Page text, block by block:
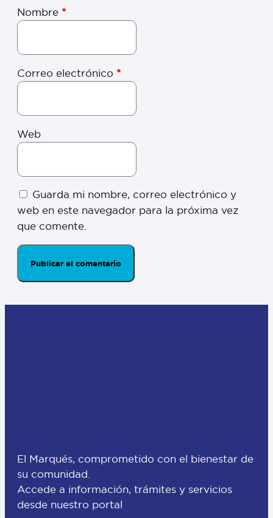
Nombre *
Correo electrónico *
Web
Guarda mi nombre, correo electrónico y
web en este navegador para la próxima vez
que comente.
El Marqués, comprometido con el bienestar de
su comunidad.
Accede a información, trámites y servicios
desde nuestro portal